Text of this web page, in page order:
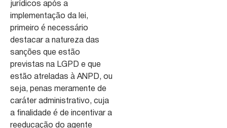
jurídicos após a
implementação da lei,
primeiro é necessário
destacar a natureza das
sanções que estão
previstas na LGPD e que
estão atreladas à ANPD, ou
seja, penas meramente de
caráter administrativo, cuja
a finalidade é de incentivar a
reeducação do agente